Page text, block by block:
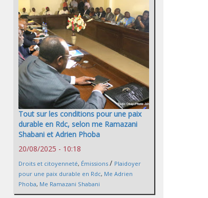
Tout sur les conditions pour une paix
durable en Rdc, selon me Ramazani
Shabani et Adrien Phoba
20/08/2025 - 10:18
Droits et citoyenneté, Émissions / Plaidoyer
pour une paix durable en Rdc, Me Adrien
Phoba, Me Ramazani Shabani